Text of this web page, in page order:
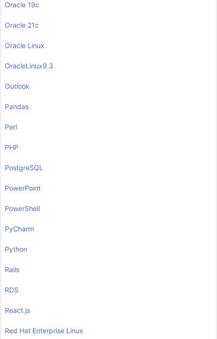
Oracle 19c
Oracle 21c
Oracle Linux
OracleLinux9.3
Outlook
Pandas
Perl
PHP
PostgreSQL
PowerPoint
PowerShell
PyCharm
Python
Rails
RDS
React.js
Red Hat Enterprise Linux